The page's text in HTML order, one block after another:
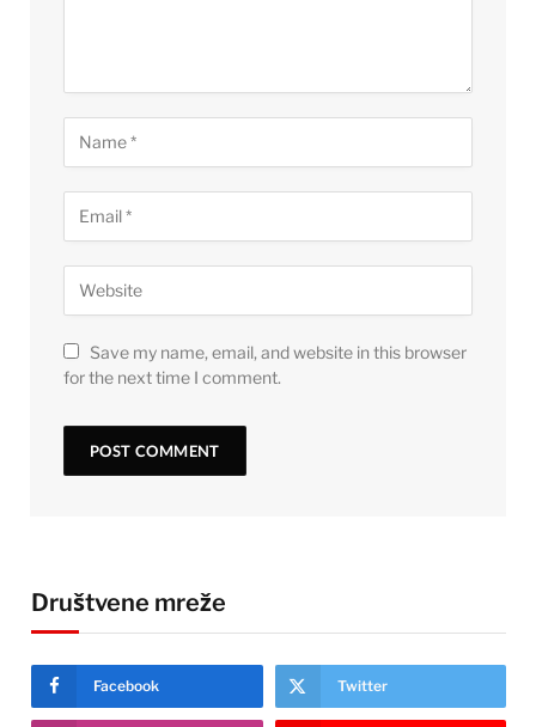
Save my name, email, and website in this browser
for the next time I comment.
Društvene mreže
Facebook Twitter